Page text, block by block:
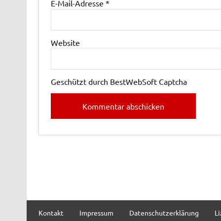
E-Mail-Adresse *
Website
Geschützt durch BestWebSoft Captcha
Kontakt Impressum Datenschutzerklärung